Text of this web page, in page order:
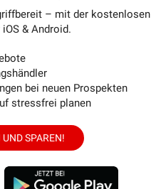
– mit der kostenlosen
& Android.
bei neuen Prospekten
stressfrei planen
SPAREN!